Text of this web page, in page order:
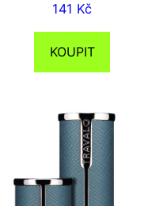
141 Kč
KOUPIT